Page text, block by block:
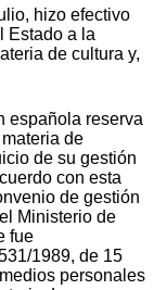
hizo efectivo
Estado a la
de cultura y,
española reserva
de
de su gestión
con esta
de gestión
Ministerio de
fue
1989, de 15
personales